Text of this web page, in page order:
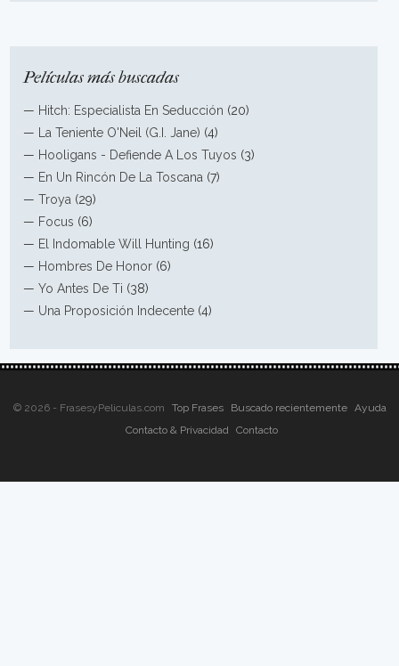
Películas más buscadas
— Hitch: Especialista En Seducción (20)
—
La Teniente O'Neil (G.I. Jane) (4)
— Hooligans - Defiende A Los Tuyos (3)
— En Un Rincón De La Toscana (7)
—Troya (29)
— Focus (6)
— El Indomable Will Hunting (16)
— Hombres De Honor (6)
—Yo Antes De Ti (38)
— Una Proposición Indecente (4)
© 2026 - FrasesyPeliculas.com Top Frases Buscado recientemente
Ayuda
Contacto & Privacidad
Contacto